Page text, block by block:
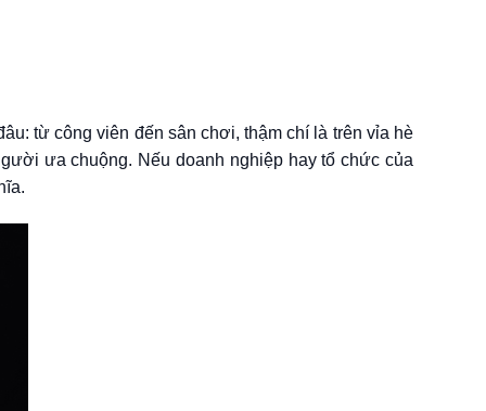
từ công viên đến sân chơi, thậm chí là trên vỉa hè
ưa chuộng. Nếu doanh nghiệp hay tổ chức của